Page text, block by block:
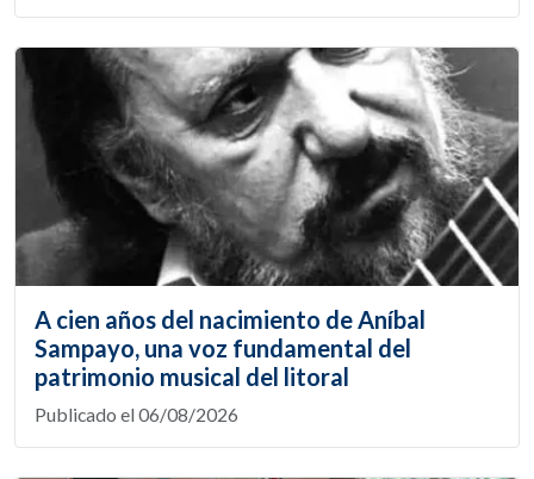
A cien años del nacimiento de Aníbal
Sampayo, una voz fundamental del
patrimonio musical del litoral
Publicado el 06/08/2026